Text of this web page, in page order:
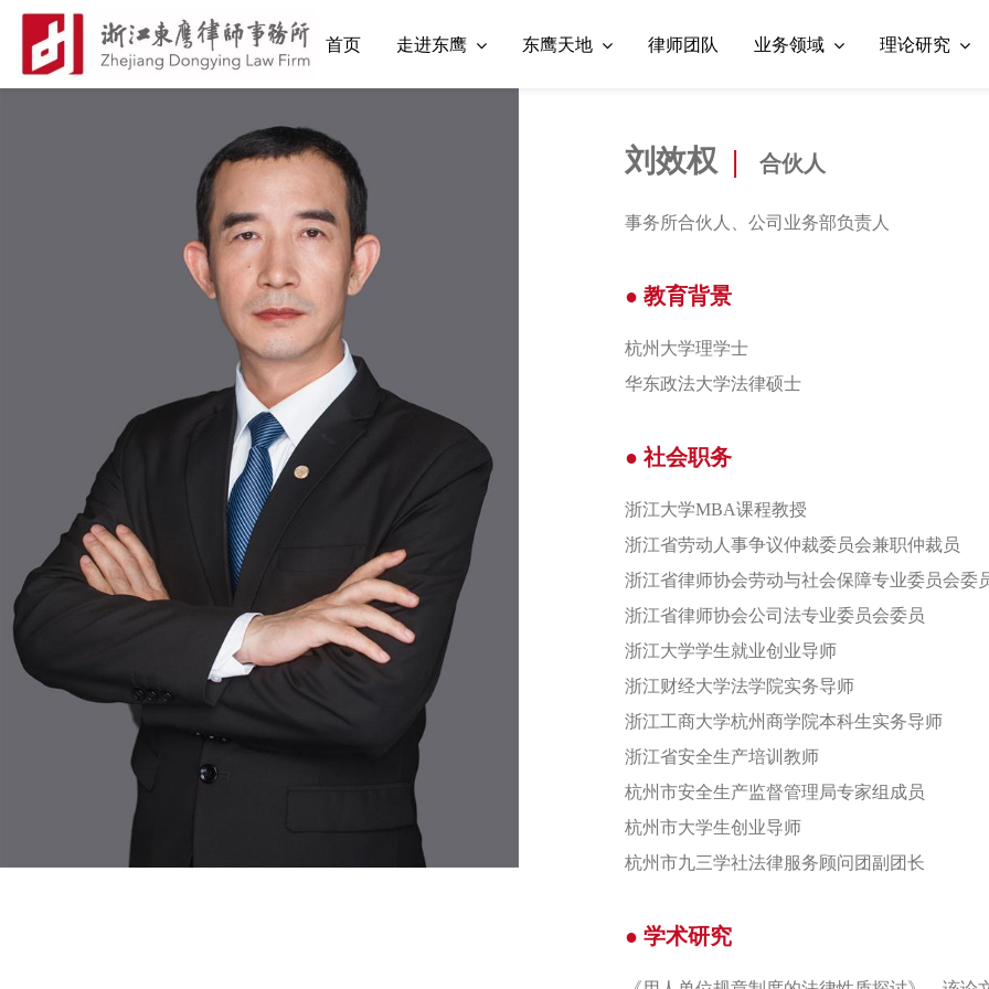
首页 走进东鹰 东鹰天地 律师团队 业务领域 理论研究
刘效权 | 合伙人
事务所合伙人、公司业务部负责人
● 教育背景
杭州大学理学士
华东政法大学法律硕士
● 社会职务
浙江大学MBA课程教授
浙江省劳动人事争议仲裁委员会兼职仲裁员
浙江省律师协会劳动与社会保障专业委员会委
浙江省律师协会公司法专业委员会委员
浙江大学学生就业创业导师
浙江财经大学法学院实务导师
浙江工商大学杭州商学院本科生实务导师
浙江省安全生产培训教师
杭州市安全生产监督管理局专家组成员
杭州市大学生创业导师
杭州市九三学社法律服务顾问团副团长
● 学术研究